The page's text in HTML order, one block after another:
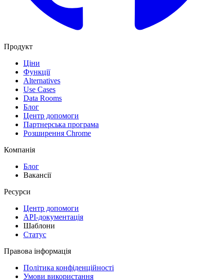
Продукт
Ціни
Функції
Alternatives
Use Cases
Data Rooms
Блог
Центр допомоги
Партнерська програма
Розширення Chrome
Компанія
Блог
Вакансії
Ресурси
Центр допомоги
API-документація
Шаблони
Статус
Правова інформація
Політика конфіденційності
Умови використання